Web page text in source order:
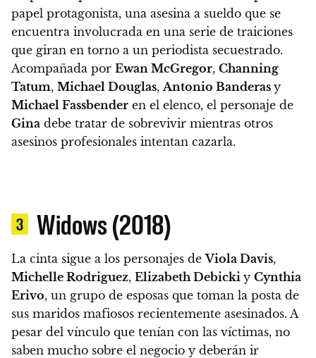
papel protagonista, una asesina a sueldo que se
encuentra involucrada en una serie de traiciones
que giran en torno a un periodista secuestrado.
Acompañada por Ewan McGregor, Channing
Tatum, Michael Douglas, Antonio Banderas y
Michael Fassbender en el elenco, el personaje de
Gina debe tratar de sobrevivir mientras otros
asesinos profesionales intentan cazarla.
3 Widows (2018)
La cinta sigue a los personajes deViola Davis,
Michelle Rodriguez, Elizabeth Debicki y Cynthia
Erivo, un grupo de esposas que toman la posta de
sus maridos mafiosos recientemente asesinados. A
pesar del vínculo que tenían con las víctimas, no
saben mucho sobre el negocio y deberán ir